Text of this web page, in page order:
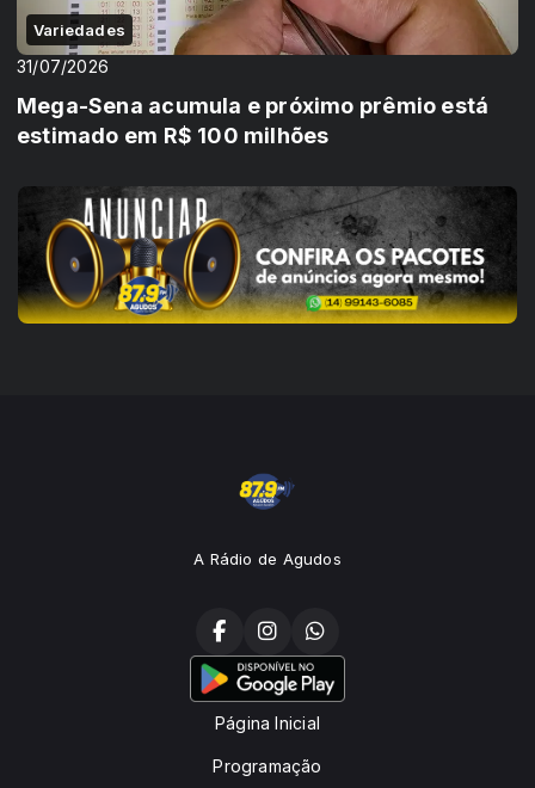
Variedades
31/07/2026
Mega-Sena acumula e próximo prêmio está
estimado em R$ 100 milhões
A Rádio de Agudos
Página Inicial
Programação